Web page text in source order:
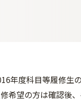
年度科目等履修生
希望の方は確認後